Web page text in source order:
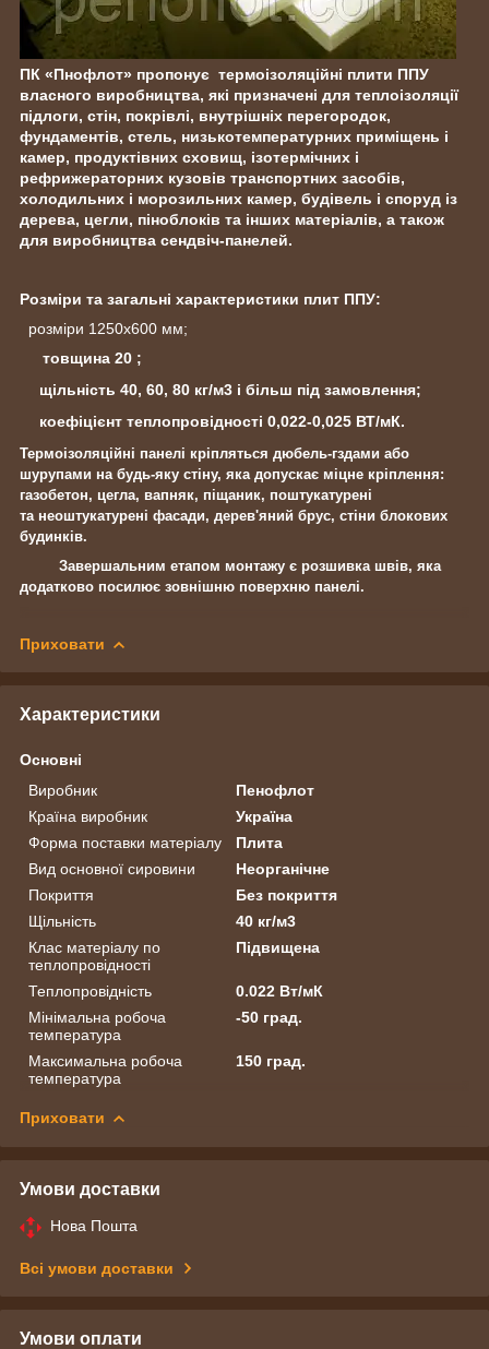
ПК «Пнофлот» пропонує термоізоляційні плити ППУ
власного виробництва, які призначені для теплоізоляції
підлоги, стін, покрівлі, внутрішніх перегородок,
фундаментів, стель, низькотемпературних приміщень і
камер, продуктівних сховищ, ізотермічних і
рефрижераторних кузовів транспортних засобів,
холодильних і морозильних камер, будівель і споруд із
дерева, цегли, піноблоків та інших матеріалів, а також
для виробництва сендвіч-панелей.
Розміри та загальні характеристики плит ППУ:
розміри 1250х600 мм;
товщина 20 ;
щільність 40, 60, 80 кг/м3 і більш під замовлення;
коефіцієнт теплопровідності 0,022-0,025 ВТ/мК.
Термоізоляційні панелі кріпляться дюбель-гздами або
шурупами на будь-яку стіну, яка допускає міцне кріплення:
газобетон, цегла, вапняк, піщаник, поштукатурені
та неоштукатурені фасади, дерев'яний брус, стіни блокових
будинків.
Завершальним етапом монтажу є розшивка швів, яка
додатково посилює зовнішню поверхню панелі.
Приховати
Характеристики
Основні
Виробник
Пенофлот
Країна виробник
Україна
Форма поставки матеріалу
Плита
Вид основної сировини
Неорганічне
Покриття
Без покриття
Щільність
40 кг/м3
Клас матеріалу по
теплопровідності
Підвищена
Теплопровідність
0.022 Вт/мК
Мінімальна робоча
температура
-50 град.
Максимальна робоча
температура
150 град.
Приховати
Умови доставки
Нова Пошта
Всі умови доставки
Умови оплати